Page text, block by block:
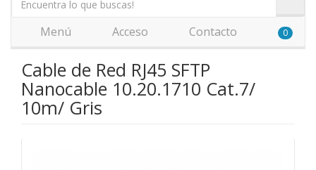
Menú Acceso Contacto 0
Cable de Red RJ45 SFTP
Nanocable 10.20.1710 Cat.7/
10m/ Gris